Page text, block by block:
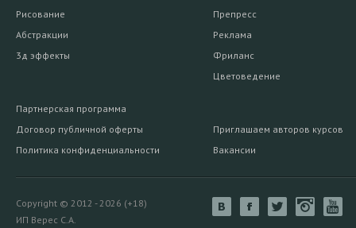
Рисование
Абстракции
3д эффекты
Препресс
Реклама
Фриланс
Цветоведение
Партнерская программа
Договор публичной оферты
Политика конфиденциальности
Приглашаем авторов курсов
Вакансии
Copyright © 2012 - 2026 (+18)
ИП Верес С.А.